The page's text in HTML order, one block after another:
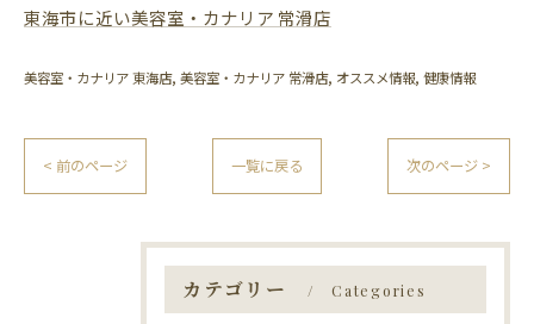
東海市に近い美容室・カナリア 常滑店
美容室・カナリア 東海店 美容室・カナリア 常滑店 オススメ情報 健康情報
< 前のページ 一覧に戻る 次のページ >
カテゴリー Categories